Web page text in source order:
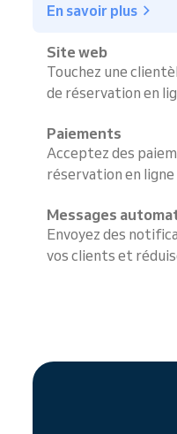
En savoir plus
Site web
Touchez une
de réservation en
Paiements
Acceptez des
réservation en
Messages
Envoyez des
vos clients et